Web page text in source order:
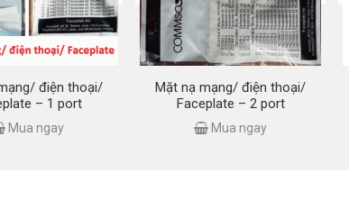
điện thoại/
– 1 port
Mua ngay
Mặt nạ mạng/ điện thoại/
Faceplate – 2 port
Mua ngay